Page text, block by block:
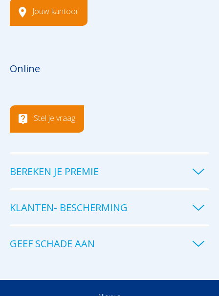
Jouw kantoor
Online
Stel je vraag
BEREKEN JE PREMIE
KLANTEN- BESCHERMING
GEEF SCHADE AAN